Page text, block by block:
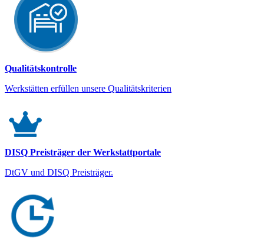
Qualitätskontrolle
Werkstätten erfüllen unsere Qualitätskriterien
DISQ Preisträger der Werkstattportale
DtGV und DISQ Preisträger.